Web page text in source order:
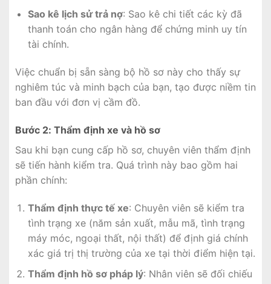
Sao kê lịch sử trả nợ: Sao kê chi tiết các kỳ đã
thanh toán cho ngân hàng để chứng minh uy tín
tài chính.
Việc chuẩn bị sẵn sàng bộ hồ sơ này cho thấy sự
nghiêm túc và minh bạch của bạn, tạo được niềm tin
ban đầu với đơn vị cầm đồ.
Bước 2: Thẩm định xe và hồ sơ
Sau khi bạn cung cấp hồ sơ, chuyên viên thẩm định
sẽ tiến hành kiểm tra. Quá trình này bao gồm hai
phần chính:
Thẩm định thực tế xe: Chuyên viên sẽ kiểm tra
tình trạng xe (năm sản xuất, mẫu mã, tình trạng
máy móc, ngoại thất, nội thất) để định giá chính
xác giá trị thị trường của xe tại thời điểm hiện tại.
Thẩm định hồ sơ pháp lý: Nhân viên sẽ đối chiếu